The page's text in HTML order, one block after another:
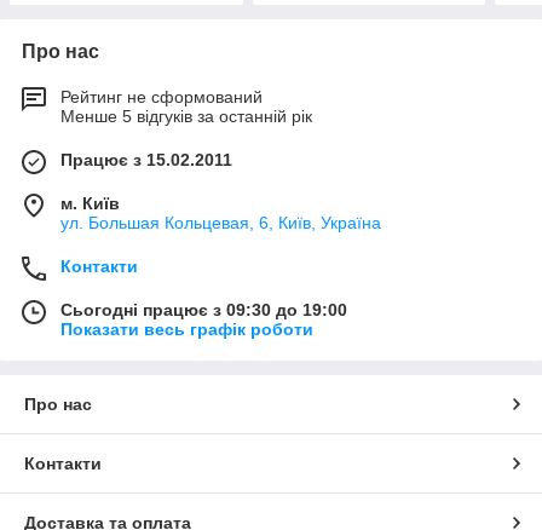
Про нас
Рейтинг не сформований
Менше 5 відгуків за останній рік
Працює з 15.02.2011
м. Київ
ул. Большая Кольцевая, 6, Київ, Україна
Контакти
Сьогодні працює з 09:30 до 19:00
Показати весь графік роботи
Про нас
Контакти
Доставка та оплата